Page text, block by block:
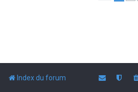
Index du forum